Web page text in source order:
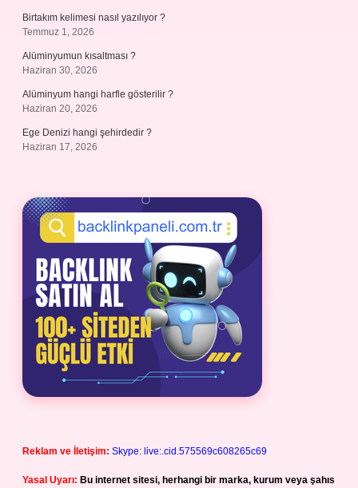
Birtakım kelimesi nasıl yazılıyor ?
Temmuz 1, 2026
Alüminyumun kısaltması ?
Haziran 30, 2026
Alüminyum hangi harfle gösterilir ?
Haziran 20, 2026
Ege Denizi hangi şehirdedir ?
Haziran 17, 2026
Reklam ve İletişim: Skype: live:.cid.575569c608265c69
Yasal Uyarı: Bu internet sitesi, herhangi bir marka, kurum veya şahıs